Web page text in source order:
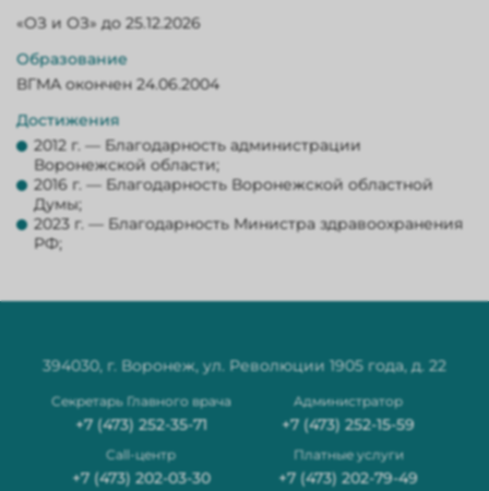
«ОЗ и ОЗ» до 25.12.2026
Образование
ВГМА окончен 24.06.2004
Достижения
2012 г. — Благодарность администрации
Воронежской области;
2016 г. — Благодарность Воронежской областной
Думы;
2023 г. — Благодарность Министра здравоохранения
РФ;
394030, г. Воронеж, ул. Революции 1905 года, д. 22
Секретарь Главного врача
+7 (473) 252-35-71
Администратор
+7 (473) 252-15-59
Сall-центр
+7 (473) 202-03-30
Платные услуги
+7 (473) 202-79-49